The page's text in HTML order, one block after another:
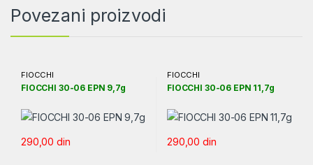
Povezani proizvodi
FIOCCHI
FIOCCHI 30-06 EPN 9,7g
290,00din
FIOCCHI
FIOCCHI 30-06 EPN 11,7g
290,00din